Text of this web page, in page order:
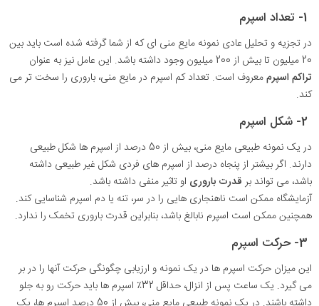
1- تعداد اسپرم
در تجزیه و تحلیل عادی نمونه مایع منی ای که از شما گرفته شده است باید بین
20 میلیون تا بیش از 200 میلیون وجود داشته باشد. این عامل نیز به عنوان
تراکم اسپرممعروف است. تعداد کم اسپرم در مایع منی، باروری را سخت تر می
کند.
2- شکل اسپرم
در یک نمونه طبیعی مایع منی، بیش از 50 درصد از اسپرم ها شکل طبیعی
دارند. اگر بیشتر از پنجاه درصد از اسپرم های فردی شکل غیر طبیعی داشته
باشد، می تواند بر قدرت باروری او تاثیر منفی داشته باشد.
آزمایشگاه ممکن است ناهنجاری هایی را در سر، تنه ​​یا دم اسپرم شناسایی کند.
همچنین ممکن است اسپرم نابالغ باشد، بنابراین قدرت باروری تخمک را ندارد.
3- حرکت اسپرم
این میزان حرکت اسپرم ها در یک نمونه و ارزیابی چگونگی حرکت آنها را در بر
می گیرد. یک ساعت پس از انزال، حداقل 32٪ اسپرم ها باید حرکت رو به جلو